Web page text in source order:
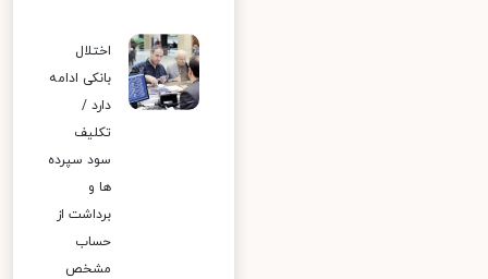
اختلال
بانکی ادامه
دارد /
تکلیف
سود سپرده
ها و
برداشت از
حساب
مشخص